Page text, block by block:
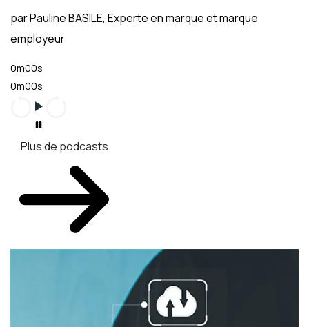
par Pauline BASILE, Experte en marque et marque
employeur
0m00s
0m00s
Plus de podcasts